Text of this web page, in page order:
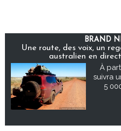
BRAND
Une route, des voix, un
australien en
À
suivra
5